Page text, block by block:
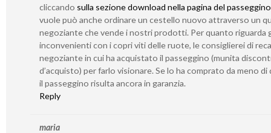
cliccando sulla sezione download nella pagina del
vuole può anche ordinare un cestello nuovo attraverso un
negoziante che vende i nostri prodotti. Per quanto riguarda
inconvenienti con i copri viti delle ruote, le consiglierei di
negoziante in cui ha acquistato il passeggino (munita
d’acquisto) per farlo visionare. Se lo ha comprato da meno di
il passeggino risulta ancora in garanzia.
Reply
maria